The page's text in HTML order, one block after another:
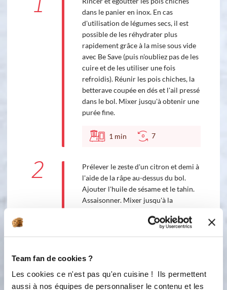
Team fan de cookies ?
Les cookies ce n'est pas qu'en cuisine ! Ils permettent
aussi à nos équipes de personnaliser le contenu et les
dans le panier en inox. En cas
d'utilisation de légumes secs, il est
possible de les réhydrater plus
rapidement grâce à la mise sous vide
avec Be Save (puis n'oubliez pas de les
cuire et de les utiliser une fois
refroidis). Réunir les pois chiches, la
betterave coupée en dés et l'ail pressé
dans le bol. Mixer jusqu'à obtenir une
purée fine.
1 min 7
2
Prélever le zeste d'un citron et demi à
l'aide de la râpe au-dessus du bol.
Ajouter l'huile de sésame et le tahin.
Assaisonner. Mixer jusqu'à la
avec la spatule. Goûter puis rectifier